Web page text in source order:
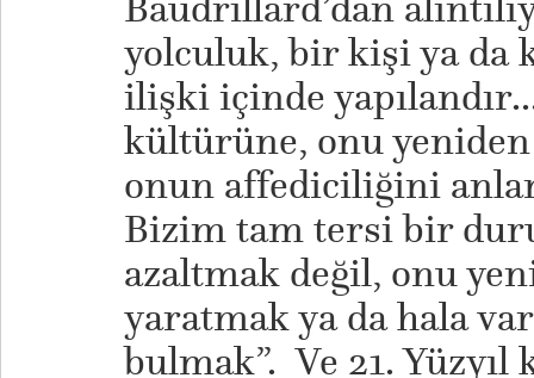
yolculuk, bir kişi ya da
ilişki içinde
kültürüne, onu
onun affediciliğini
Bizim tam tersi bir
azaltmak değil, onu
yaratmak ya da hala
bulmak”. Ve 21. Yüzyıl